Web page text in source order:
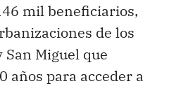
mil beneficiarios,
de los
Miguel que
años para acceder a